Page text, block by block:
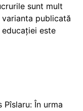
sunt mult
publicată
este
În urma